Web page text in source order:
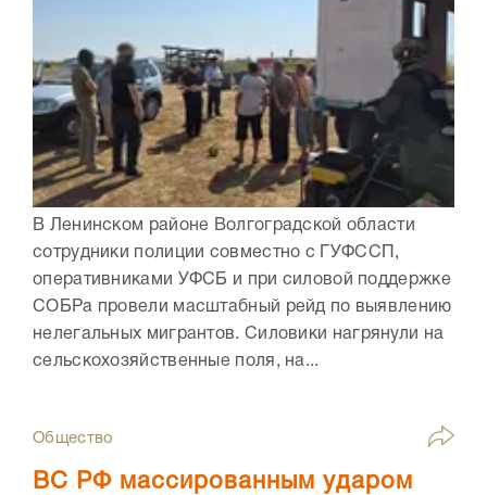
В Ленинском районе Волгоградской области
сотрудники полиции совместно с ГУФССП,
оперативниками УФСБ и при силовой поддержке
СОБРа провели масштабный рейд по выявлению
нелегальных мигрантов. Силовики нагрянули на
сельскохозяйственные поля, на...
Общество
ВС РФ массированным ударом